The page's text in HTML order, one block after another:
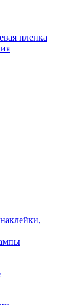
пленка